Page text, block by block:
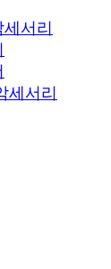
서리
세서리